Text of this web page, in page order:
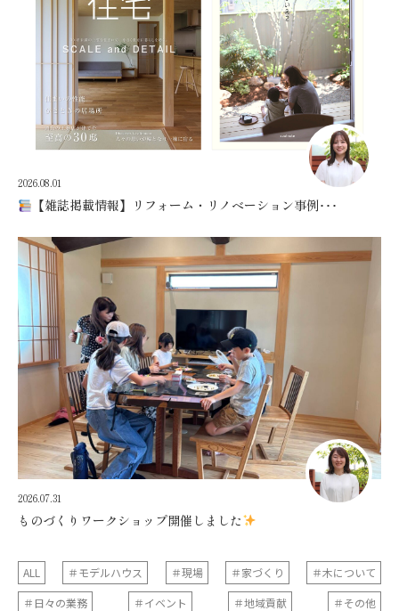
2026.08.01
【雑誌掲載情報】リフォーム・リノベーション事例･･･
2026.07.31
ものづくりワークショップ開催しました
ALL ＃モデルハウス ＃現場 ＃家づくり
＃木について
＃日々の業務
＃イベント ＃地域貢献 ＃その他